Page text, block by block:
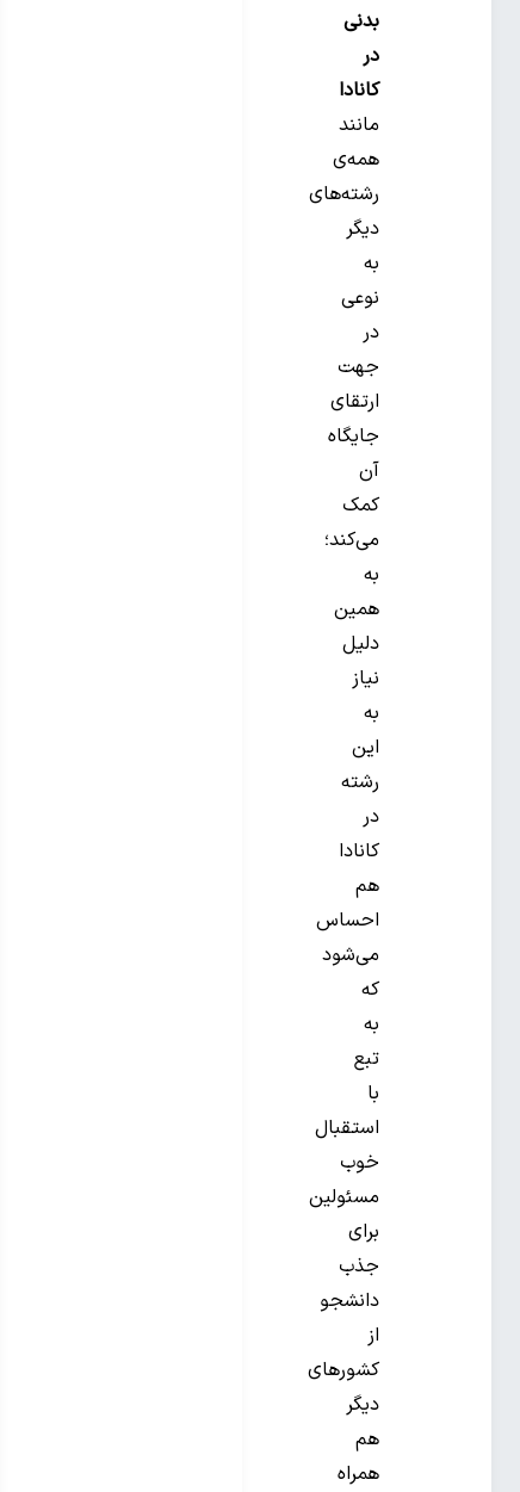
بدنی
در
کانادا
مانند
همه‌ی
رشته‌های
دیگر
به
نوعی
در
جهت
ارتقای
جایگاه
آن
کمک
می‌کند؛
به
همین
دلیل
نیاز
به
این
رشته
در
کانادا
هم
احساس
می‌شود
که
به
تبع
با
استقبال
خوب
مسئولین
برای
جذب
دانشجو
از
کشورهای
دیگر
هم
همراه